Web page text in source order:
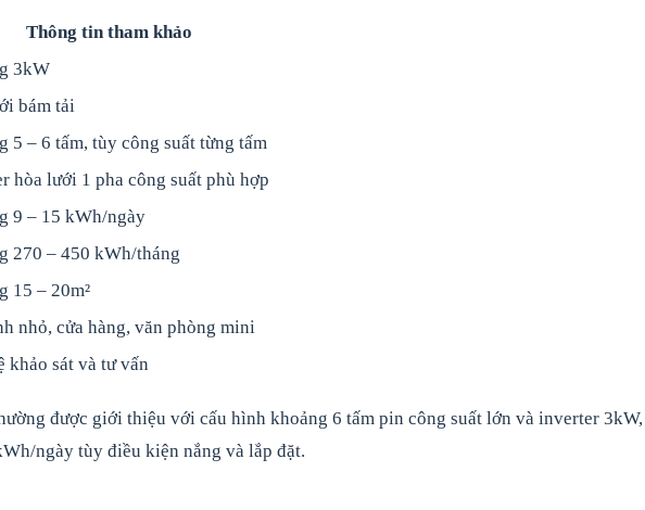
Thông tin tham khảo
3kW
bám tải
5 – 6 tấm, tùy công suất từng tấm
hòa lưới 1 pha công suất phù hợp
9 – 15 kWh/ngày
270 – 450 kWh/tháng
15 – 20m²
nhỏ, cửa hàng, văn phòng mini
khảo sát và tư vấn
được giới thiệu với cấu hình khoảng 6 tấm pin công suất lớn và inverter 3kW,
ngày tùy điều kiện nắng và lắp đặt.